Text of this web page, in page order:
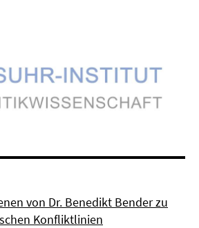
von Dr. Benedikt Bender zu
Konfliktlinien